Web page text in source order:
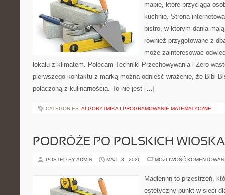
mapie, które przyciąga
kuchnię. Strona
bistro, w którym dania
również przygotowane z
może zainteresować
lokalu z klimatem. Polecam Techniki Przechowywania i Zero-
pierwszego kontaktu z marką można odnieść wrażenie, że Bibi
połączoną z kulinarnością. To nie jest […]
CATEGORIES: ALGORYTMIKA I PROGRAMOWANIE MATEMATYCZNE
PODRÓŻE PO POLSKICH
POSTED BY ADMIN MAJ - 3 - 2026 MOŻLIWOŚĆ
Madlennn to przestrzeń,
estetyczny punkt w sieci